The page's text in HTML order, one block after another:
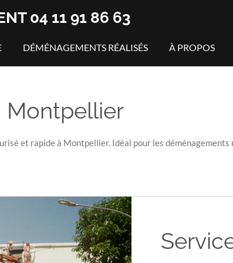
04 11 91 86 63
DÉMÉNAGEMENTS RÉALISÉS À PROPOS
Montpellier
et rapide à Montpellier. Idéal pour les